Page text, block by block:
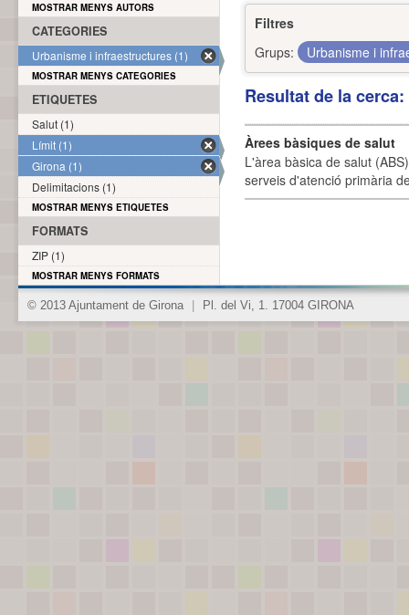
Filtres
Grups:
Urbanisme i
Resultat de la
Àrees bàsiques de salut
L'àrea bàsica de salut
serveis d'atenció primària
MOSTRAR MENYS AUTORS
CATEGORIES
Urbanisme i infraestructures (1)
MOSTRAR MENYS CATEGORIES
ETIQUETES
Salut (1)
Límit (1)
Girona (1)
Delimitacions (1)
MOSTRAR MENYS ETIQUETES
FORMATS
ZIP (1)
MOSTRAR MENYS FORMATS
© 2013 Ajuntament de Girona Pl. del Vi, 1. 17004 GIRONA